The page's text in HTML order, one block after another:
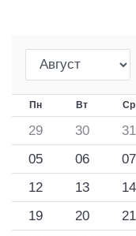
Пн Вт Ср
29 30 31
05
06 07
12
13 14
19
20 21